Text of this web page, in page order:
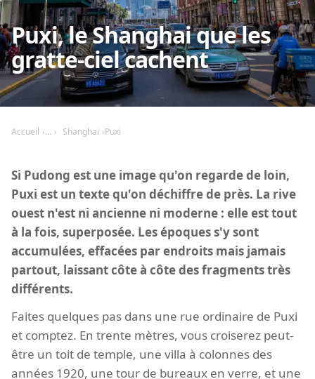
Puxi, le Shanghai que les
gratte-ciel cachent
Accueil Shanghai Puxi
Si Pudong est une image qu'on regarde de loin,
Puxi est un texte qu'on déchiffre de près. La rive
ouest n'est ni ancienne ni moderne : elle est tout
à la fois, superposée. Les époques s'y sont
accumulées, effacées par endroits mais jamais
partout, laissant côte à côte des fragments très
différents.
Faites quelques pas dans une rue ordinaire de Puxi
et comptez. En trente mètres, vous croiserez peut-
être un toit de temple, une villa à colonnes des
années 1920, une tour de bureaux en verre, et une